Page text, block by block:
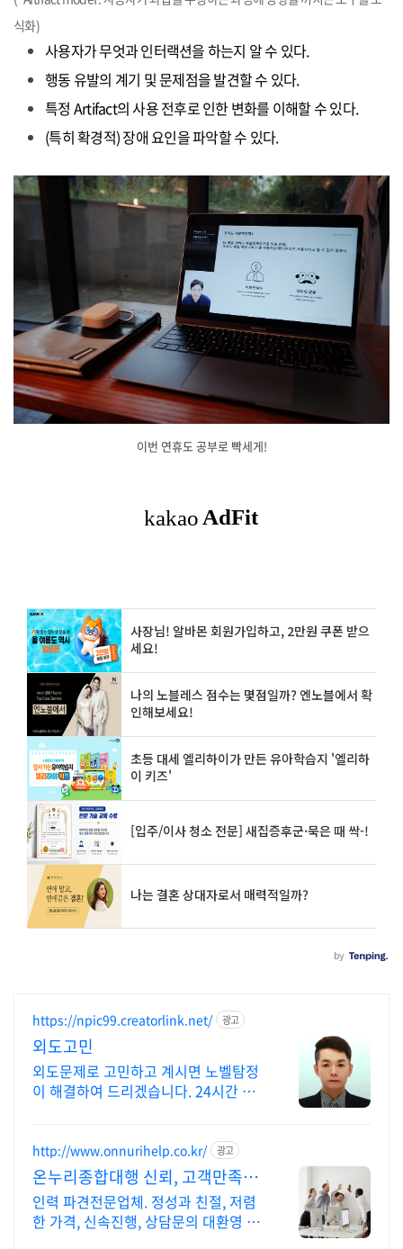
식화)
사용자가 무엇과 인터랙션을 하는지 알 수 있다.
행동 유발의 계기 및 문제점을 발견할 수 있다.
특정 Artifact의 사용 전후로 인한 변화를 이해할 수 있다.
(특히 확경적) 장애 요인을 파악할 수 있다.
이번 연휴도 공부로 빡세게!
https://npic99.creatorlink.net/ 광고
외도고민
외도문제로 고민하고 계시면 노벨탐정
이 해결하여 드리겠습니다. 24시간 상
http://www.onnurihelp.co.kr/ 광고
온누리종합대행 신뢰, 고객만족,
서비스
인력 파견전문업체. 정성과 친절, 저렴
한 가격, 신속진행, 상담문의 대환영 전